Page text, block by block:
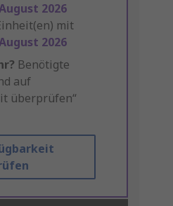
2026
mit
2026
Benötigte
auf
überprüfen“